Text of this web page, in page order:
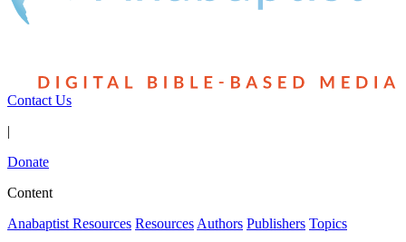
Contact Us
|
Donate
Content
Anabaptist Resources Resources Authors Publishers Topics